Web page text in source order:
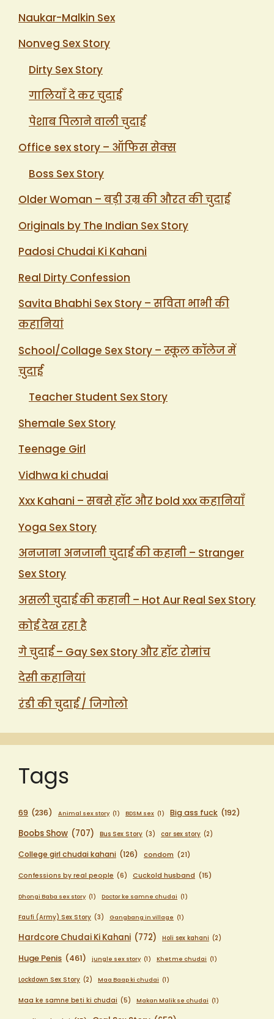
Naukar-Malkin Sex
Nonveg Sex Story
Dirty Sex Story
गालियाँ दे कर चुदाई
पेशाब पिलाने वाली चुदाई
Office sex story – ऑफिस सेक्स
Boss Sex Story
Older Woman – बड़ी उम्र की औरत की चुदाई
Originals by The Indian Sex Story
Padosi Chudai Ki Kahani
Real Dirty Confession
Savita Bhabhi Sex Story – सविता भाभी की
कहानियां
School/Collage Sex Story – स्कूल कॉलेज में
चुदाई
Teacher Student Sex Story
Shemale Sex Story
Teenage Girl
Vidhwa ki chudai
Xxx Kahani – सबसे हॉट और bold xxx कहानियाँ
Yoga Sex Story
अनजाना अनजानी चुदाई की कहानी – Stranger
Sex Story
असली चुदाई की कहानी – Hot Aur Real Sex Story
कोई देख रहा है
गे चुदाई – Gay Sex Story और हॉट रोमांच
देसी कहानियां
रंडी की चुदाई / जिगोलो
Tags
69 (236) Animal sex story (1) BDSM sex (1) Big ass fuck (192)
Boobs Show (707) Bus Sex Story (3) car sex story (2)
College girl chudai kahani (126) condom (21)
Confessions by real people (6) Cuckold husband (15)
Dhongi Baba sex story (1) Doctor ke samne chudai (1)
Faufi (Army) Sex Story (3) Gangbang in village (1)
Hardcore Chudai Ki Kahani (772) Holi sex kahani (2)
Huge Penis (461) jungle sex story (1) Khet me chudai (1)
Lockdown Sex Story (2) Maa Baap ki chudai (1)
Maa ke samne beti ki chudai (5) Makan Malik se chudai (1)